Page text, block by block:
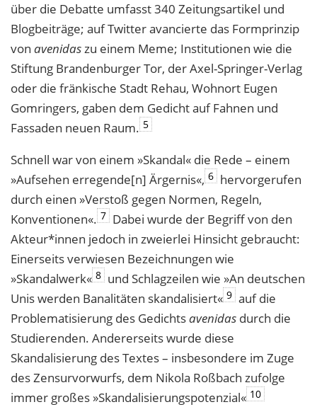
über die Debatte umfasst 340 Zeitungsartikel und
Blogbeiträge; auf Twitter avancierte das Formprinzip
von avenidaszu einem Meme; Institutionen wie die
Stiftung Brandenburger Tor, der Axel-Springer-Verlag
oder die fränkische Stadt Rehau, Wohnort Eugen
Gomringers, gaben dem Gedicht auf Fahnen und
Fassaden neuen Raum. 5
Schnell war von einem »Skandal« die Rede – einem
»Aufsehen erregende[n] Ärgernis«, 6 hervorgerufen
durch einen »Verstoß gegen Normen, Regeln,
Konventionen«. 7 Dabei wurde der Begriff von den
Akteur*innen jedoch in zweierlei Hinsicht gebraucht:
Einerseits verwiesen Bezeichnungen wie
»Skandalwerk« 8 und Schlagzeilen wie »An deutschen
Unis werden Banalitäten skandalisiert« 9 auf die
Problematisierung des Gedichtsavenidas durch die
Studierenden. Andererseits wurde diese
Skandalisierung des Textes – insbesondere im Zuge
des Zensurvorwurfs, dem Nikola Roßbach zufolge
immer großes »Skandalisierungspotenzial« 10